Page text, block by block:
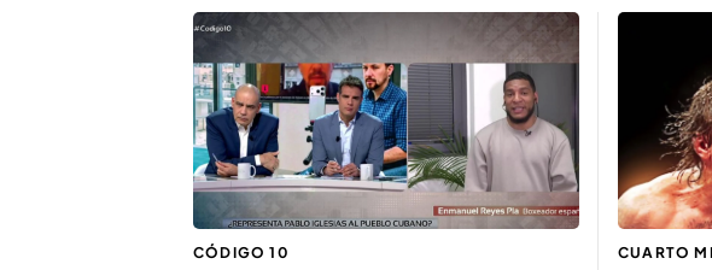
CÓDIGO 10 CUARTO